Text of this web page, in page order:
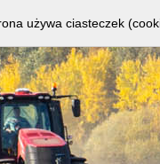
używa ciasteczek